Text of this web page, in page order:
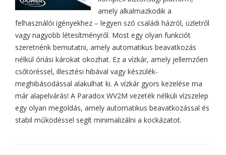
amely alkalmazkodik a
felhasználói igényekhez – legyen szó családi házról, üzletről
vagy nagyobb létesítményről. Most egy olyan funkciót
szeretnénk bemutatni, amely automatikus beavatkozás
nélkül óriási károkat okozhat. Ez a vízkár, amely jellemzően
csőtöréssel, illesztési hibával vagy készülék-
meghibásodással alakulhat ki. A vízkár gyors kezelése ma
már alapelvárás! A Paradox WV2M vezeték nélküli vízszelep
egy olyan megoldás, amely automatikus beavatkozással és
stabil működéssel segít minimalizálni a kockázatot.